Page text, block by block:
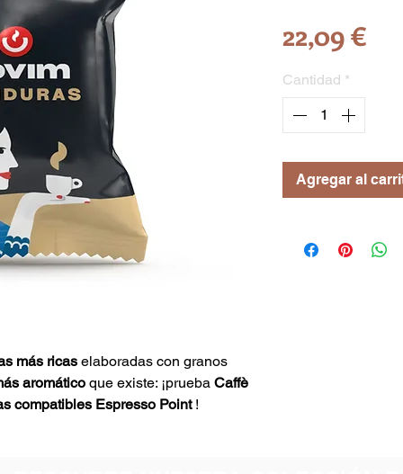
más ricas elaboradas con granos
aromático que existe: ¡prueba Caffè
compatibles Espresso Point!
22,09 €
Cantidad *
Agregar al